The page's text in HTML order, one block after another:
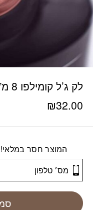
לק ג’ל קומילפו 8 מ”ל D075
₪32.00
המוצר חסר במלאי!